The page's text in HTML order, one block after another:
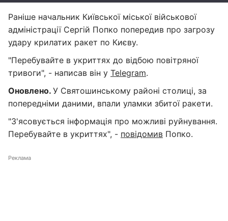
Раніше начальник Київської міської військової
адміністрації Сергій Попко попередив про загрозу
удару крилатих ракет по Києву.
"Перебувайте в укриттях до відбою повітряної
тривоги", - написав він у Telegram.
Оновлено. У Святошинському районі столиці, за
попередніми даними, впали уламки збитої ракети.
"З'ясовується інформація про можливі руйнування.
Перебувайте в укриттях", - повідомив Попко.
Реклама